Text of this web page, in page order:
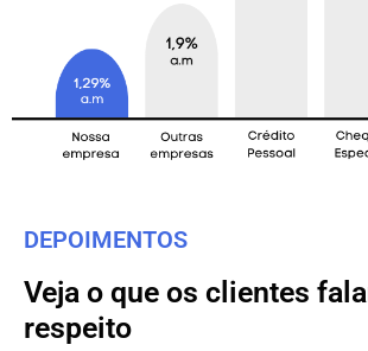
DEPOIMENTOS
Veja o que os clientes
respeito